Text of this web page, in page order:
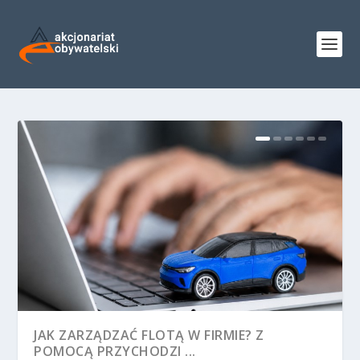
JAK ZARZĄDZAĆ FLOTĄ W FIRMIE? Z
POMOCĄ PRZYCHODZI ...